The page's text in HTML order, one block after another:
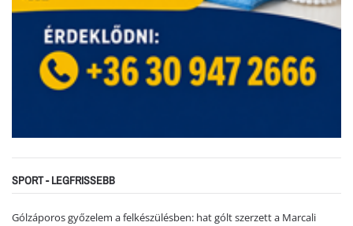
SPORT - LEGFRISSEBB
Gólzáporos győzelem a felkészülésben: hat gólt szerzett a Marcali